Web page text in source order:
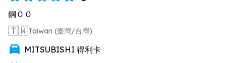
鋼ＯＯ
🇹🇼Taiwan (臺灣/台灣)
MITSUBISHI 得利卡